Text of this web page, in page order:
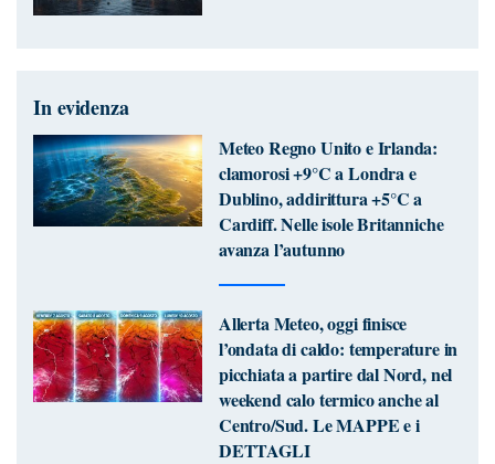
In evidenza
Meteo Regno Unito e Irlanda:
clamorosi +9°C a Londra e
Dublino, addirittura +5°C a
Cardiff. Nelle isole Britanniche
avanza l’autunno
Allerta Meteo, oggi finisce
l’ondata di caldo: temperature in
picchiata a partire dal Nord, nel
weekend calo termico anche al
Centro/Sud. Le MAPPE e i
DETTAGLI